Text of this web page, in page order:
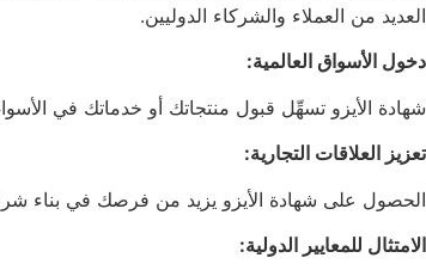
العديد من العملاء والشركاء الدوليين.
دخول الأسواق العالمية:
شهادة الأيزو تسهِّل قبول منتجاتك أو خدماتك في
تعزيز العلاقات التجارية:
الحصول على شهادة الأيزو يزيد من فرصك في بناء
الامتثال للمعايير الدولية: